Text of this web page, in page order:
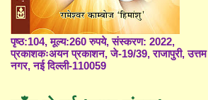
पृष्ठ:104, मूल्य:260 रुपये, संस्करण: 2022,
प्रकाशकःअयन प्रकाशन, जे-19/39, राजापुरी, उत्तम
नगर, नई दिल्ली-110059